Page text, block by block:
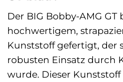
Der BIG Bobby-AMG GT
hochwertigem,
Kunststoff gefertigt, der
robusten Einsatz durch
wurde. Dieser